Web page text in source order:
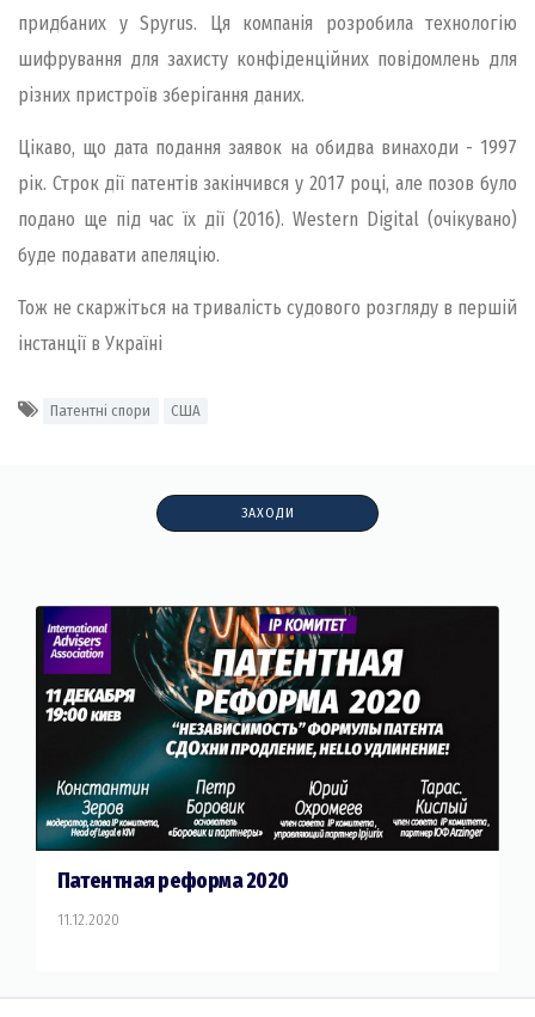
придбаних у Spyrus. Ця компанія розробила технологію
шифрування для захисту конфіденційних повідомлень для
різних пристроїв зберігання даних.
Цікаво, що дата подання заявок на обидва винаходи - 1997
рік. Строк дії патентів закінчився у 2017 році, але позов було
подано ще під час їх дії (2016). Western Digital (очікувано)
буде подавати апеляцію.
Тож не скаржіться на тривалість судового розгляду в першій
інстанції в Україні
Патентні спори США
ЗАХОДИ
Патентная реформа 2020
11.12.2020